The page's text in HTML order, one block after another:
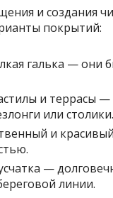
и создания
покрытий:
галька — они
и террасы —
или столики.
и
—
линии.